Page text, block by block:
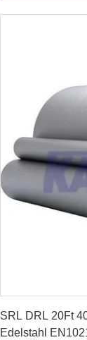
SRL DRL 20Ft
Edelstahl